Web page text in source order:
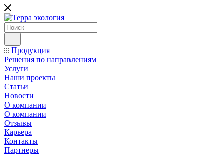
Продукция
Решения по направлениям
Услуги
Наши проекты
Статьи
Новости
О компании
О компании
Отзывы
Карьера
Контакты
Партнеры